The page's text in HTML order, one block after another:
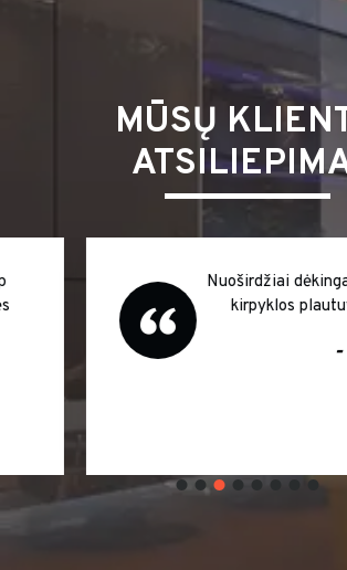
MŪSŲ
Nuoširdžiai dėkinga už
kirpyklos plautuvės